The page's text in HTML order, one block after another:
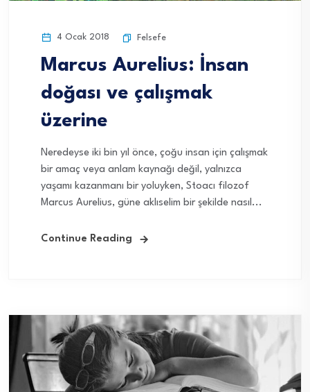
4 Ocak 2018 Felsefe
Marcus Aurelius: İnsan
doğası ve çalışmak
üzerine
Neredeyse iki bin yıl önce, çoğu insan için çalışmak
bir amaç veya anlam kaynağı değil, yalnızca
yaşamı kazanmanı bir yoluyken, Stoacı filozof
Marcus Aurelius, güne aklıselim bir şekilde nasıl...
Continue Reading